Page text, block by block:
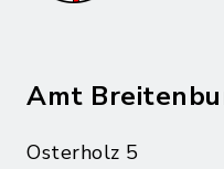
Amt
Osterholz 5